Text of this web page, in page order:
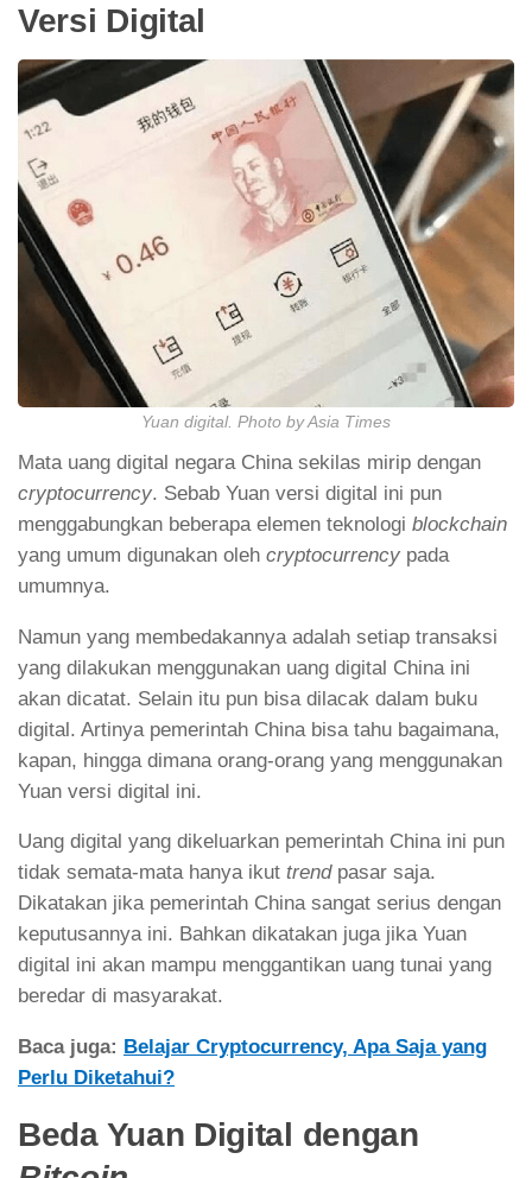
Versi Digital
Yuan digital. Photo by Asia Times
Mata uang digital negara China sekilas mirip dengan
cryptocurrency. Sebab Yuan versi digital ini pun
menggabungkan beberapa elemen teknologi blockchain
yang umum digunakan oleh cryptocurrency pada
umumnya.
Namun yang membedakannya adalah setiap transaksi
yang dilakukan menggunakan uang digital China ini
akan dicatat. Selain itu pun bisa dilacak dalam buku
digital. Artinya pemerintah China bisa tahu bagaimana,
kapan, hingga dimana orang-orang yang menggunakan
Yuan versi digital ini.
Uang digital yang dikeluarkan pemerintah China ini pun
tidak semata-mata hanya ikut trend pasar saja.
Dikatakan jika pemerintah China sangat serius dengan
keputusannya ini. Bahkan dikatakan juga jika Yuan
digital ini akan mampu menggantikan uang tunai yang
beredar di masyarakat.
Baca juga: Belajar Cryptocurrency, Apa Saja yang
Perlu Diketahui?
Beda Yuan Digital dengan